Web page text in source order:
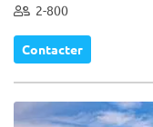
2-800
Contacter